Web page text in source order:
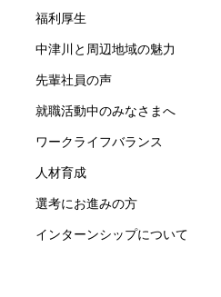
福利厚生
中津川と周辺地域の魅力
先輩社員の声
就職活動中のみなさまへ
ワークライフバランス
人材育成
選考にお進みの方
インターンシップについて